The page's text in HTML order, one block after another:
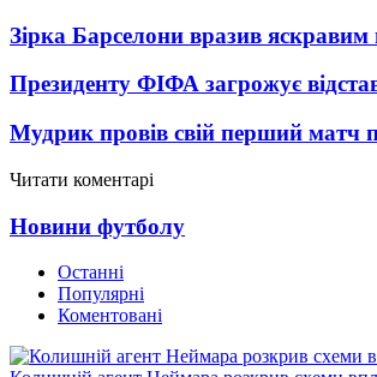
Зірка Барселони вразив яскравим
Президенту ФІФА загрожує
Мудрик провів свій перший матч
Читати коментарі
Новини футболу
Останні
Популярні
Коментовані